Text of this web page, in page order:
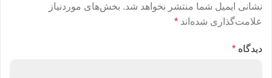
نشانی ایمیل شما منتشر نخواهد شد. بخش‌های موردنیاز
علامت‌گذاری شده‌اند *
دیدگاه *